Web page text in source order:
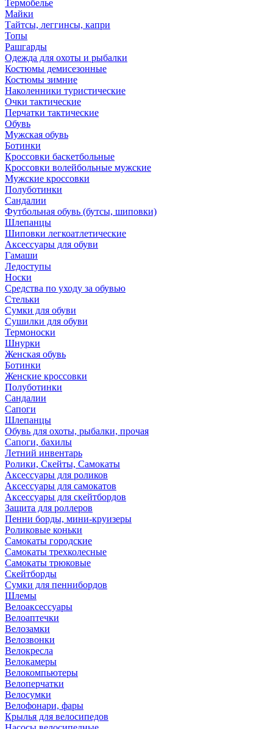
Термобелье
Майки
Тайтсы, леггинсы, капри
Топы
Рашгарды
Одежда для охоты и рыбалки
Костюмы демисезонные
Костюмы зимние
Наколенники туристические
Очки тактические
Перчатки тактические
Обувь
Мужская обувь
Ботинки
Кроссовки баскетбольные
Кроссовки волейбольные мужские
Мужские кроссовки
Полуботинки
Сандалии
Футбольная обувь (бутсы, шиповки)
Шлепанцы
Шиповки легкоатлетические
Аксессуары для обуви
Гамаши
Ледоступы
Носки
Средства по уходу за обувью
Стельки
Сумки для обуви
Сушилки для обуви
Термоноски
Шнурки
Женская обувь
Ботинки
Женские кроссовки
Полуботинки
Сандалии
Сапоги
Шлепанцы
Обувь для охоты, рыбалки, прочая
Сапоги, бахилы
Летний инвентарь
Ролики, Скейты, Самокаты
Аксессуары для роликов
Аксессуары для самокатов
Аксессуары для скейтбордов
Защита для роллеров
Пенни борды, мини-круизеры
Роликовые коньки
Самокаты городские
Самокаты трехколесные
Самокаты трюковые
Скейтборды
Сумки для пеннибордов
Шлемы
Велоаксессуары
Велоаптечки
Велозамки
Велозвонки
Велокресла
Велокамеры
Велокомпьютеры
Велоперчатки
Велосумки
Велофонари, фары
Крылья для велосипедов